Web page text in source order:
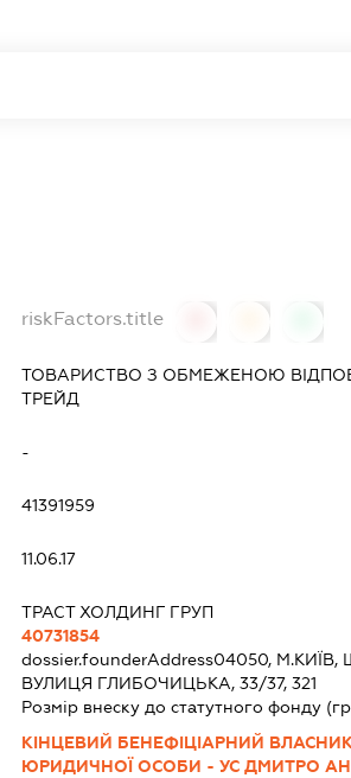
riskFactors.title
ТОВАРИСТВО З ОБМЕЖЕНОЮ
ТРЕЙД
-
41391959
11.06.17
ТРАСТ ХОЛДИНГ ГРУП
40731854
dossier.founderAddress04050, М.КИЇВ,
ВУЛИЦЯ ГЛИБОЧИЦЬКА, 33/37, 321
Розмір внеску до статутного фонду
КІНЦЕВИЙ БЕНЕФІЦІАРНИЙ
ЮРИДИЧНОЇ ОСОБИ - УС ДМИТРО